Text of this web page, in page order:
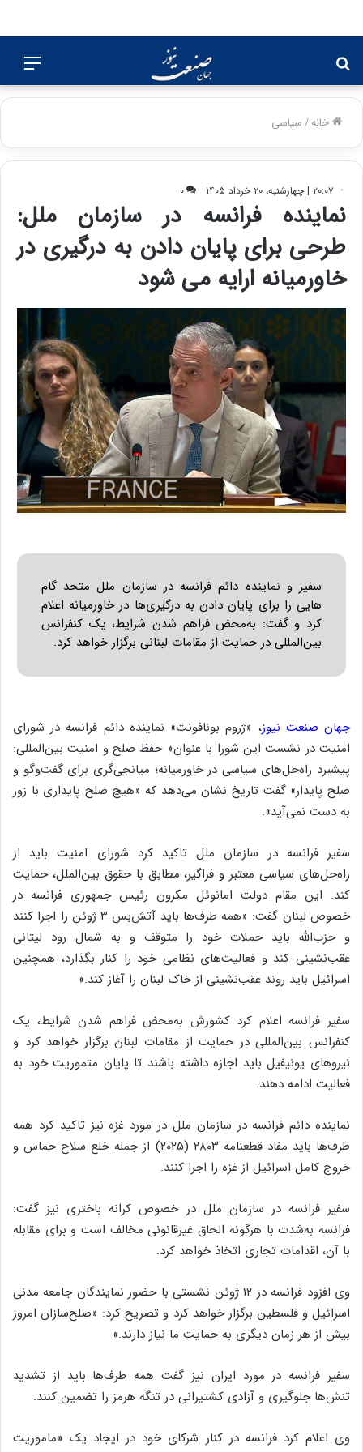
برای
خانه/سیاسی
۲۰:۰۷ | چهارشنبه، ۲۰ خرداد ۱۴۰۵ ۰
نماینده فرانسه در سازمان ملل:
طرحی برای پایان دادن به درگیری‌ در
خاورمیانه ارایه می شود
سفیر و نماینده دائم فرانسه در سازمان ملل متحد گام
هایی را برای پایان دادن به درگیری‌ها در خاورمیانه اعلام
کرد و گفت: به‌محض فراهم شدن شرایط، یک کنفرانس
بین‌المللی در حمایت از مقامات لبنانی برگزار خواهد کرد.
جهان صنعت نیوز، «ژروم بونافونت» نماینده دائم فرانسه در شورای
امنیت در نشست این شورا با عنوان« حفظ صلح و امنیت بین‌المللی:
پیشبرد راه‌حل‌های سیاسی در خاورمیانه؛ میانجی‌گری برای گفت‌وگو و
صلح پایدار» گفت تاریخ نشان می‌دهد که «هیچ صلح پایداری با زور
به دست نمی‌آید».
سفیر فرانسه در سازمان ملل تاکید کرد شورای امنیت باید از
راه‌حل‌های سیاسی معتبر و فراگیر، مطابق با حقوق بین‌الملل، حمایت
کند. این مقام دولت امانوئل مکرون رئیس جمهوری فرانسه در
خصوص لبنان گفت: «همه طرف‌ها باید آتش‌بس ۳ ژوئن را اجرا کنند
و حزب‌الله باید حملات خود را متوقف و به شمال رود لیتانی
عقب‌نشینی کند و فعالیت‌های نظامی خود را کنار بگذارد، همچنین
اسرائیل باید روند عقب‌نشینی از خاک لبنان را آغاز کند.»
سفیر فرانسه اعلام کرد کشورش به‌محض فراهم شدن شرایط، یک
کنفرانس بین‌المللی در حمایت از مقامات لبنان برگزار خواهد کرد و
نیروهای یونیفیل باید اجازه داشته باشند تا پایان متموریت خود به
فعالیت ادامه دهند.
نماینده دائم فرانسه در سازمان ملل در مورد غزه نیز تاکید کرد همه
طرف‌ها باید مفاد قطعنامه ۲۸۰۳ (۲۰۲۵) از جمله خلع سلاح حماس و
خروج کامل اسرائیل از غزه را اجرا کنند.
سفیر فرانسه در سازمان ملل در خصوص کرانه باختری نیز گفت:
فرانسه به‌شدت با هرگونه الحاق غیرقانونی مخالف است و برای مقابله
با آن، اقدامات تجاری اتخاذ خواهد کرد.
وی افزود فرانسه در ۱۲ ژوئن نشستی با حضور نمایندگان جامعه مدنی
اسرائیل و فلسطین برگزار خواهد کرد و تصریح کرد: «صلح‌سازان امروز
بیش از هر زمان دیگری به حمایت ما نیاز دارند.»
سفیر فرانسه در مورد ایران نیز گفت همه طرف‌ها باید از تشدید
تنش‌ها جلوگیری و آزادی کشتیرانی در تنگه هرمز را تضمین کنند.
وی اعلام کرد فرانسه در کنار شرکای خود در ایجاد یک «ماموریت